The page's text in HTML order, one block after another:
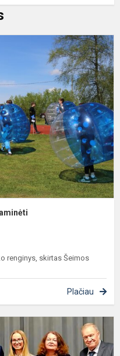
renginys, skirtas Šeimos
Plačiau